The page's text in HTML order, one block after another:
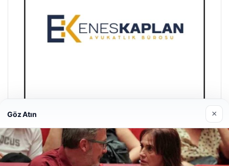
Enes Kaplan Avukatlık Bürosu
28/04/2026
Göz Atın ×